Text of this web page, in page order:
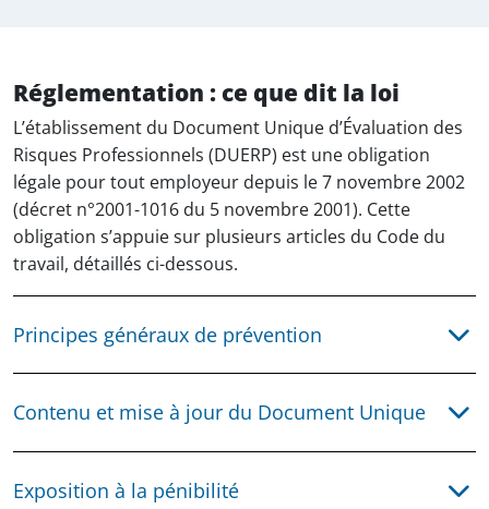
Réglementation : ce que dit la loi
L’établissement du Document Unique d’Évaluation des
Risques Professionnels (DUERP) est une obligation
légale pour tout employeur depuis le 7 novembre 2002
(décret n°2001-1016 du 5 novembre 2001). Cette
obligation s’appuie sur plusieurs articles du Code du
travail, détaillés ci-dessous.
Principes généraux de prévention
L’employeur doit prendre toutes les mesures
nécessaires pour assurer la sécurité et protéger la
Contenu et mise à jour du Document Unique
L’évaluation des risques doit être formalisée dans un
Exposition à la pénibilité